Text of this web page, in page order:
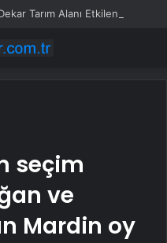
Tarım Alanı Etkilendi
seçim
ve
Mardin oy